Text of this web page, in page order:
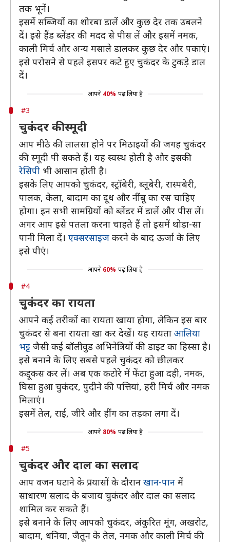
तक भूनें।
इसमें सब्जियों का शोरबा डालें और कुछ देर तक उबलने
दें। इसे हैंड ब्लेंडर की मदद से पीस लें और इसमें नमक,
काली मिर्च और अन्य मसाले डालकर कुछ देर और पकाएं।
इसे परोसने से पहले इसपर कटे हुए चुकंदर के टुकड़े डाल
दें।
आपने 40% पढ़ लिया है
#3
चुकंदर की स्मूदी
आप मीठे की लालसा होने पर मिठाइयों की जगह चुकंदर
की स्मूदी पी सकते हैं। यह स्वस्थ होती है और इसकी
रेसिपी भी आसान होती है।
इसके लिए आपको चुकंदर, स्ट्रॉबेरी, ब्लूबेरी, रास्पबेरी,
पालक, केला, बादाम का दूध और नींबू का रस चाहिए
होगा। इन सभी सामग्रियों को ब्लेंडर में डालें और पीस लें।
अगर आप इसे पतला करना चाहते हैं तो इसमें थोड़ा-सा
पानी मिला दें। एक्सरसाइज करने के बाद ऊर्जा के लिए
इसे पीएं।
आपने 60% पढ़ लिया है
#4
चुकंदर का रायता
आपने कई तरीकों का रायता खाया होगा, लेकिन इस बार
चुकंदर से बना रायता खा कर देखें। यह रायता आलिया
भट्ट जैसी कई बॉलीवुड अभिनेत्रियों की डाइट का हिस्सा है।
इसे बनाने के लिए सबसे पहले चुकंदर को छीलकर
कद्दूकस कर लें। अब एक कटोरे में फेंटा हुआ दही, नमक,
घिसा हुआ चुकंदर, पुदीने की पत्तियां, हरी मिर्च और नमक
मिलाएं।
इसमें तेल, राई, जीरे और हींग का तड़का लगा दें।
आपने 80% पढ़ लिया है
#5
चुकंदर और दाल का सलाद
आप वजन घटाने के प्रयासों के दौरान खान-पान में
साधारण सलाद के बजाय चुकंदर और दाल का सलाद
शामिल कर सकते हैं।
इसे बनाने के लिए आपको चुकंदर, अंकुरित मूंग, अखरोट,
बादाम, धनिया, जैतून के तेल, नमक और काली मिर्च की